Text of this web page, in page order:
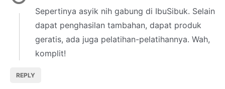
Sepertinya asyik nih gabung di IbuSibuk. Selain
dapat penghasilan tambahan, dapat produk
geratis, ada juga pelatihan-pelatihannya. Wah,
komplit!
REPLY